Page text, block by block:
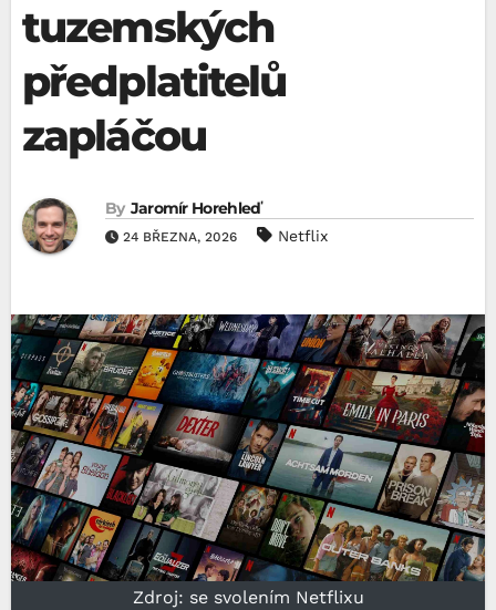
tuzemských
předplatitelů
zapláčou
By Jaromír Horehleď
24 BŘEZNA, 2026 Netflix
Zdroj: se svolením Netflixu